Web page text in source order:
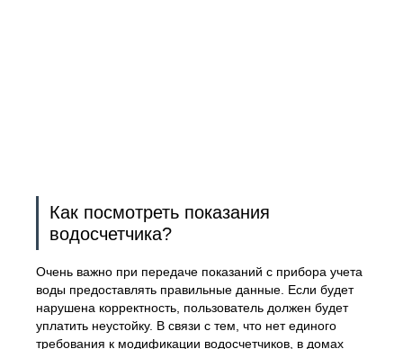
Как посмотреть показания
водосчетчика?
Очень важно при передаче показаний с прибора учета
воды предоставлять правильные данные. Если будет
нарушена корректность, пользователь должен будет
уплатить неустойку. В связи с тем, что нет единого
требования к модификации водосчетчиков, в домах